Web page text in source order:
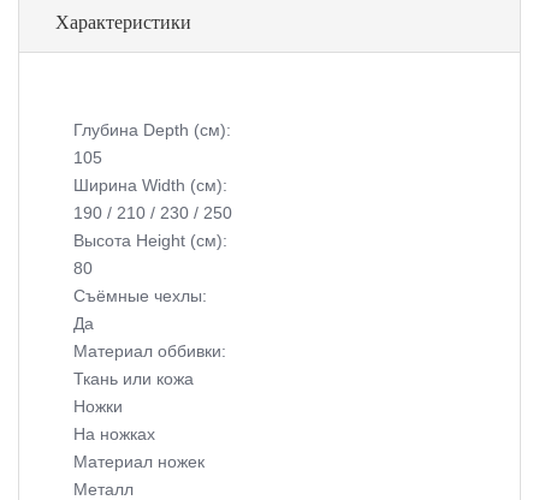
Характеристики
Глубина Depth (см):
105
Ширина Width (см):
190 / 210 / 230 / 250
Высота Height (см):
80
Съёмные чехлы:
Да
Материал оббивки:
Ткань или кожа
Ножки
На ножках
Материал ножек
Металл